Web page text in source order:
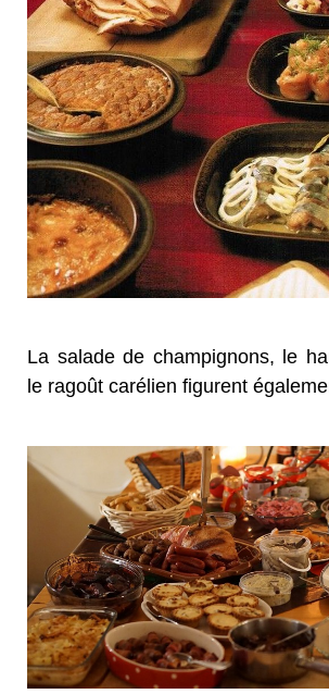
La salade de champignons, le
le ragoût carélien figurent